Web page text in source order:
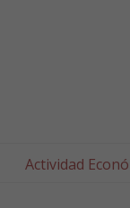
Actividad